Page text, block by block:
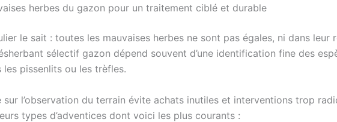
herbes du gazon pour un traitement ciblé et durable
le sait : toutes les mauvaises herbes ne sont pas égales, ni dans
sélectif gazon dépend souvent d’une identification fine des
les pissenlits ou les trèfles.
sur l’observation du terrain évite achats inutiles et interventions trop
types d’adventices dont voici les plus courants :